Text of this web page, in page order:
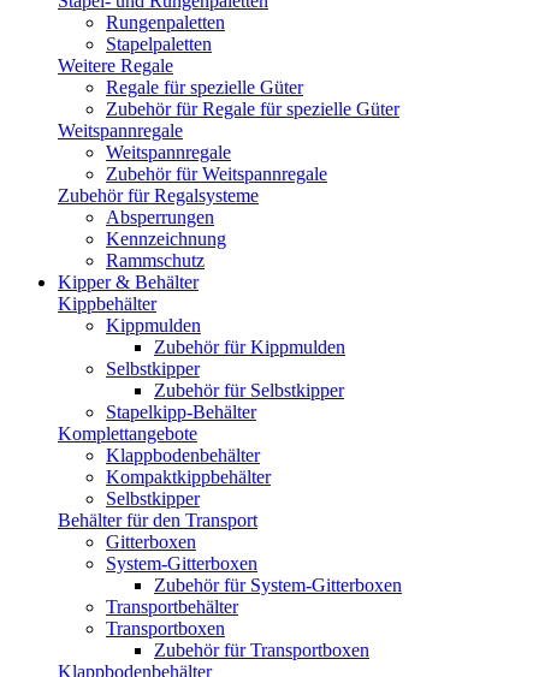
Rungenpaletten
Stapelpaletten
Weitere Regale
Regale für spezielle Güter
Zubehör für Regale für spezielle Güter
Weitspannregale
Weitspannregale
Zubehör für Weitspannregale
Zubehör für Regalsysteme
Absperrungen
Kennzeichnung
Rammschutz
Kipper & Behälter
Kippbehälter
Kippmulden
Zubehör für Kippmulden
Selbstkipper
Zubehör für Selbstkipper
Stapelkipp-Behälter
Komplettangebote
Klappbodenbehälter
Kompaktkippbehälter
Selbstkipper
Behälter für den Transport
Gitterboxen
System-Gitterboxen
Zubehör für System-Gitterboxen
Transportbehälter
Transportboxen
Zubehör für Transportboxen
Klappbodenbehälter